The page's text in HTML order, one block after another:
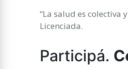
“La salud es colectiva
Licenciada.
Participá.